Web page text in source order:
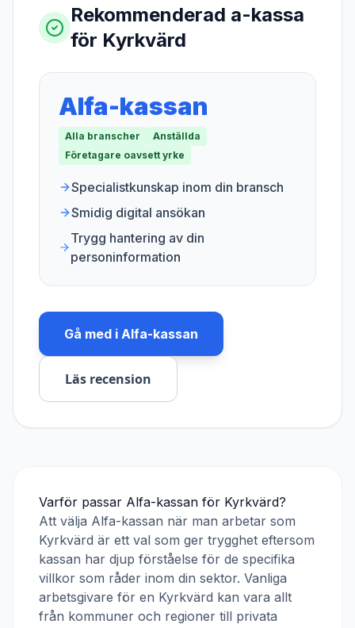
Rekommenderad a-kassa
för Kyrkvärd
Alfa-kassan
Alla branscher
Anställda
Företagare oavsett yrke
Specialistkunskap inom din bransch
Smidig digital ansökan
Trygg hantering av din
personinformation
Gå med i Alfa-kassan
Läs recension
Varför passar Alfa-kassan för Kyrkvärd?
Att välja Alfa-kassan när man arbetar som
Kyrkvärd är ett val som ger trygghet eftersom
kassan har djup förståelse för de specifika
villkor som råder inom din sektor. Vanliga
arbetsgivare för en Kyrkvärd kan vara allt
från kommuner och regioner till privata